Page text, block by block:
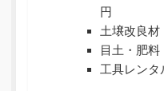
円
土壌改良材
目土・肥料
工具レンタ